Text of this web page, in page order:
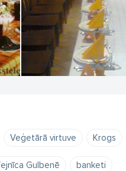
Veģetārā virtuve Krogs
Gulbenē
banketi